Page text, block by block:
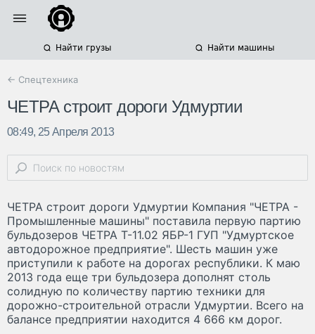
Найти грузы Найти машины
← Спецтехника
ЧЕТРА строит дороги Удмуртии
08:49, 25 Апреля 2013
ЧЕТРА строит дороги Удмуртии Компания "ЧЕТРА -
Промышленные машины" поставила первую партию
бульдозеров ЧЕТРА Т-11.02 ЯБР-1 ГУП "Удмуртское
автодорожное предприятие". Шесть машин уже
приступили к работе на дорогах республики. К маю
2013 года еще три бульдозера дополнят столь
солидную по количеству партию техники для
дорожно-строительной отрасли Удмуртии. Всего на
балансе предприятии находится 4 666 км дорог.